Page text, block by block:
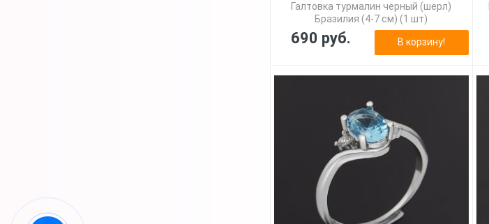
Галтовка турмалин черный (шерл)
Бразилия (4-7 см) (1 шт)
690 руб. В корзину!